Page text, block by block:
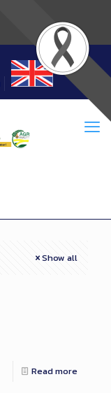
Show all
Read more